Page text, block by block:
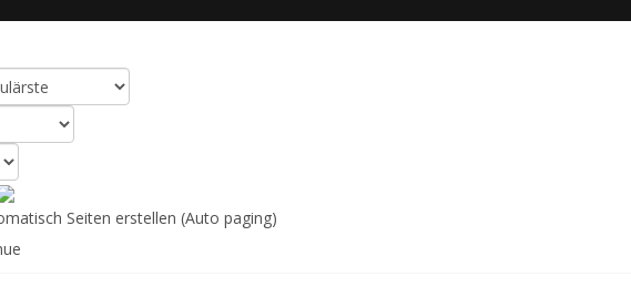
Seiten erstellen (Auto paging)